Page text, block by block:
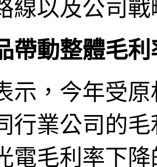
線以及公司
帶動整體毛利
示，今年受
行業公司的
電毛利率下